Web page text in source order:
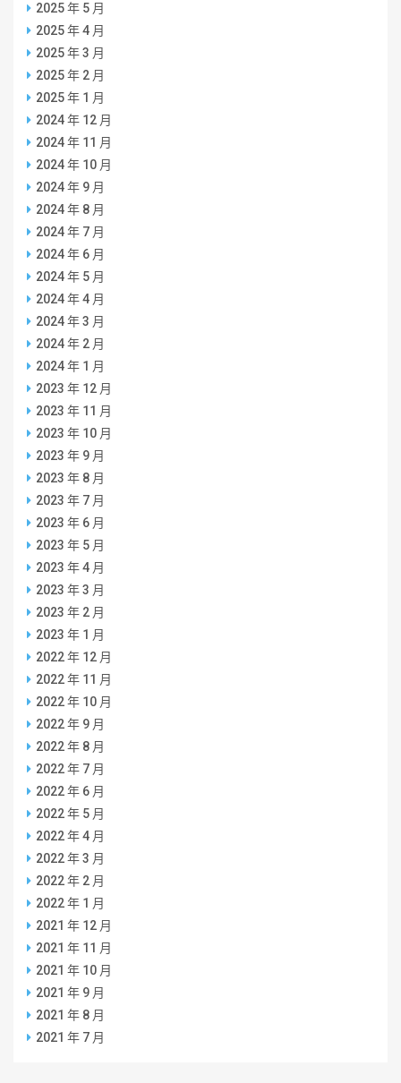
2025 年 5 月
2025 年 4 月
2025 年 3 月
2025 年 2 月
2025 年 1 月
2024 年 12 月
2024 年 11 月
2024 年 10 月
2024 年 9 月
2024 年 8 月
2024 年 7 月
2024 年 6 月
2024 年 5 月
2024 年 4 月
2024 年 3 月
2024 年 2 月
2024 年 1 月
2023 年 12 月
2023 年 11 月
2023 年 10 月
2023 年 9 月
2023 年 8 月
2023 年 7 月
2023 年 6 月
2023 年 5 月
2023 年 4 月
2023 年 3 月
2023 年 2 月
2023 年 1 月
2022 年 12 月
2022 年 11 月
2022 年 10 月
2022 年 9 月
2022 年 8 月
2022 年 7 月
2022 年 6 月
2022 年 5 月
2022 年 4 月
2022 年 3 月
2022 年 2 月
2022 年 1 月
2021 年 12 月
2021 年 11 月
2021 年 10 月
2021 年 9 月
2021 年 8 月
2021 年 7 月